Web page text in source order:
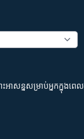
សន្នសម្រាប់អ្នកក្នុងពេល